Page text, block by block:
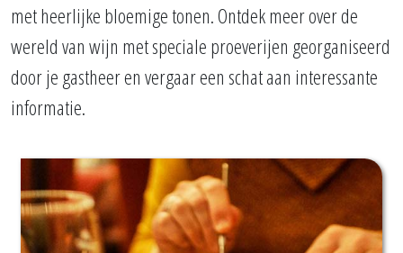
met heerlijke bloemige tonen. Ontdek meer over de
wereld van wijn met speciale proeverijen georganiseerd
door je gastheer en vergaar een schat aan interessante
informatie.